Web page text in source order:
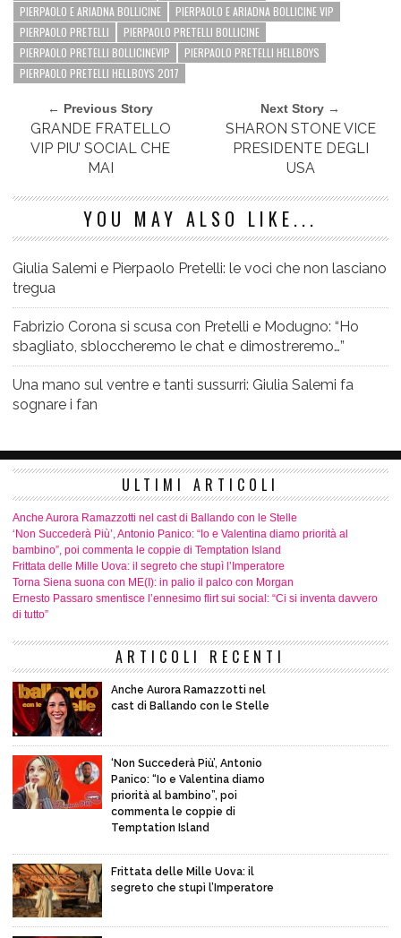
PIERPAOLO E ARIADNA BOLLICINE
PIERPAOLO E ARIADNA BOLLICINE VIP
PIERPAOLO PRETELLI
PIERPAOLO PRETELLI BOLLICINE
PIERPAOLO PRETELLI BOLLICINEVIP
PIERPAOLO PRETELLI HELLBOYS
PIERPAOLO PRETELLI HELLBOYS 2017
← Previous Story
GRANDE FRATELLO
VIP PIU’ SOCIAL CHE
MAI
Next Story →
SHARON STONE VICE
PRESIDENTE DEGLI
USA
YOU MAY ALSO LIKE...
Giulia Salemi e Pierpaolo Pretelli: le voci che non lasciano
tregua
Fabrizio Corona si scusa con Pretelli e Modugno: “Ho
sbagliato, sbloccheremo le chat e dimostreremo…”
Una mano sul ventre e tanti sussurri: Giulia Salemi fa
sognare i fan
ULTIMI ARTICOLI
Anche Aurora Ramazzotti nel cast di Ballando con le Stelle
‘Non Succederà Più’, Antonio Panico: “Io e Valentina diamo priorità al
bambino”, poi commenta le coppie di Temptation Island
Frittata delle Mille Uova: il segreto che stupì l’Imperatore
Torna Siena suona con ME(I): in palio il palco con Morgan
Ernesto Passaro smentisce l’ennesimo flirt sui social: “Ci si inventa davvero
di tutto”
ARTICOLI RECENTI
Anche Aurora Ramazzotti nel
cast di Ballando con le Stelle
‘Non Succederà Più’, Antonio
Panico: “Io e Valentina diamo
priorità al bambino”, poi
commenta le coppie di
Temptation Island
Frittata delle Mille Uova: il
segreto che stupì l’Imperatore